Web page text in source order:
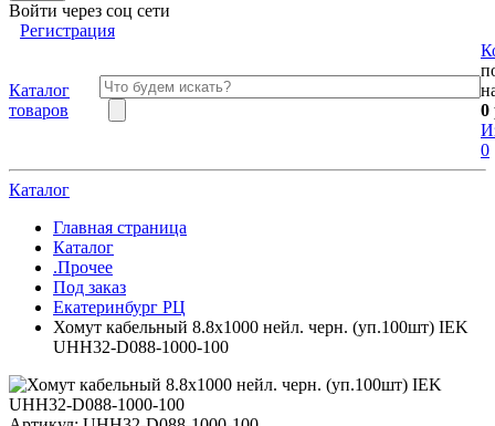
Войти через соц сети
Регистрация
Каталог
товаров
0
0
Каталог
Главная страница
Каталог
.Прочее
Под заказ
Екатеринбург РЦ
Хомут кабельный 8.8х1000 нейл. черн. (уп.100шт) IEK
UHH32-D088-1000-100